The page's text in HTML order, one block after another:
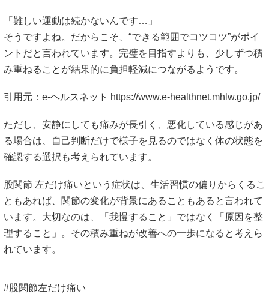
「難しい運動は続かないんです…」
そうですよね。だからこそ、“できる範囲でコツコツ”がポイ
ントだと言われています。完璧を目指すよりも、少しずつ積
み重ねることが結果的に負担軽減につながるようです。
引用元：e-ヘルスネット https://www.e-healthnet.mhlw.go.jp/
ただし、安静にしても痛みが長引く、悪化している感じがあ
る場合は、自己判断だけで様子を見るのではなく体の状態を
確認する選択も考えられています。
股関節 左だけ痛いという症状は、生活習慣の偏りからくるこ
ともあれば、関節の変化が背景にあることもあると言われて
います。大切なのは、「我慢すること」ではなく「原因を整
理すること」。その積み重ねが改善への一歩になると考えら
れています。
#股関節左だけ痛い